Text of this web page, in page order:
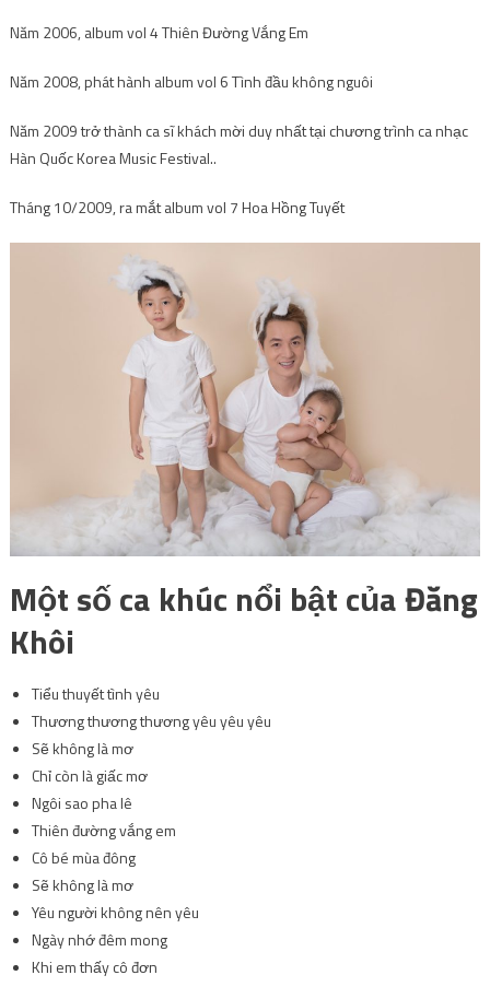
Tháng 10/2009, ra mắt album vol 7 Hoa Hồng Tuyết
Một số ca khúc nổi bật của Đăng
Tiểu thuyết tình yêu
Thương thương thương yêu yêu yêu
Chỉ còn là giấc mơ
Ngôi sao pha lê
Thiên đường vắng em
Cô bé mùa đông
Sẽ không là mơ
Yêu người không nên yêu
Ngày nhớ đêm mong
Khi em thấy cô đơn
Tin nhắn tình yêu
Nơi nào bán phép màu
Cây, lá và gió
Vì sao trong anh
Vì đã tìm thấy em